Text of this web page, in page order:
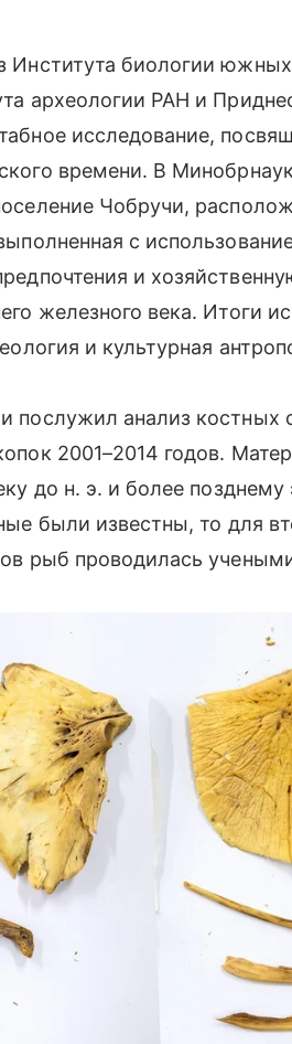
Института биологии
археологии РАН и
исследование,
времени. В
Чобручи,
с
и
железного века. Итоги
и культурная
послужил анализ костных
2001–2014 годов.
до н. э. и более позднему
были известны, то для
рыб проводилась